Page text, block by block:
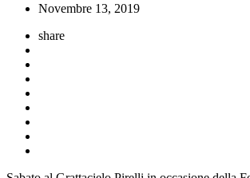
Novembre 13, 2019
share